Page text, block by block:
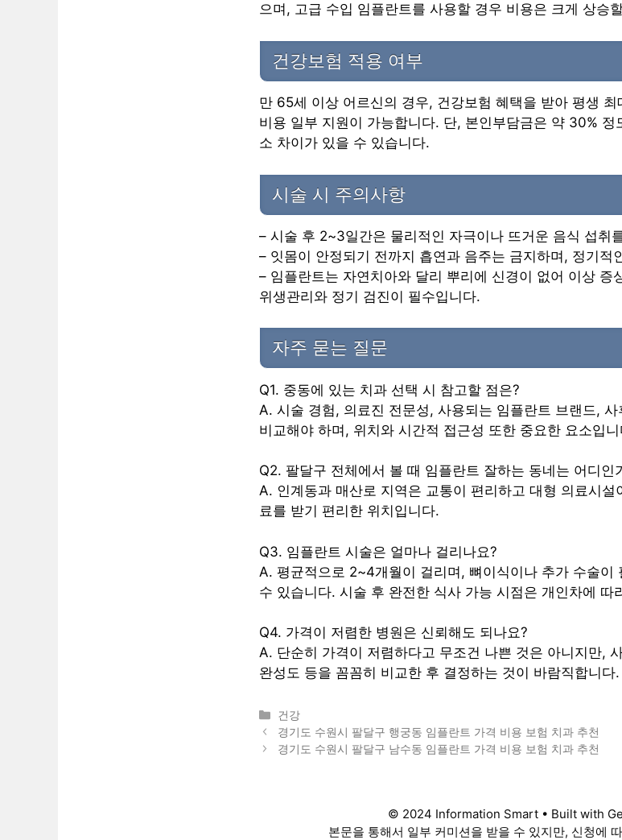
으며, 고급 수입 임플란트를 사용할 경우 비용은 크게 상승
건강보험 적용 여부
만 65세 이상 어르신의 경우, 건강보험 혜택을 받아 평생
비용 일부 지원이 가능합니다. 단, 본인부담금은 약 30%
소 차이가 있을 수 있습니다.
시술 시 주의사항
– 시술 후 2~3일간은 물리적인 자극이나 뜨거운 음식 섭취
– 잇몸이 안정되기 전까지 흡연과 음주는 금지하며, 정기적
– 임플란트는 자연치아와 달리 뿌리에 신경이 없어 이상 증
위생관리와 정기 검진이 필수입니다.
자주 묻는 질문
Q1. 중동에 있는 치과 선택 시 참고할 점은?
A. 시술 경험, 의료진 전문성, 사용되는 임플란트 브랜드,
비교해야 하며, 위치와 시간적 접근성 또한 중요한 요소입니
Q2. 팔달구 전체에서 볼 때 임플란트 잘하는 동네는 어디인
A. 인계동과 매산로 지역은 교통이 편리하고 대형 의료시설
료를 받기 편리한 위치입니다.
Q3. 임플란트 시술은 얼마나 걸리나요?
A. 평균적으로 2~4개월이 걸리며, 뼈이식이나 추가 수술이
수 있습니다. 시술 후 완전한 식사 가능 시점은 개인차에 따
Q4. 가격이 저렴한 병원은 신뢰해도 되나요?
A. 단순히 가격이 저렴하다고 무조건 나쁜 것은 아니지만,
완성도 등을 꼼꼼히 비교한 후 결정하는 것이 바람직합니다.
카
테
고
건강
경기도 수원시 팔달구 행궁동 임플란트 가격 비용 보험 치과 추천
경기도 수원시 팔달구 남수동 임플란트 가격 비용 보험 치과 추천
© 2024 Information Smart • Built with
본문을 통해서 일부 커미션을 받을 수 있지만, 신청에